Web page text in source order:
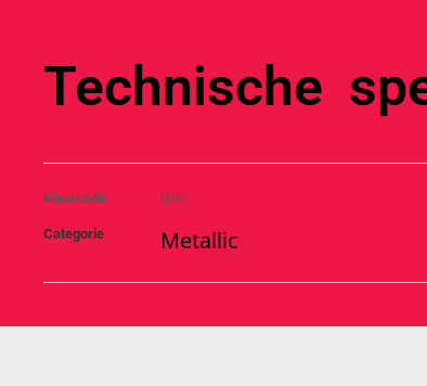
Technische
Kleurcode Q50
Categorie Metallic